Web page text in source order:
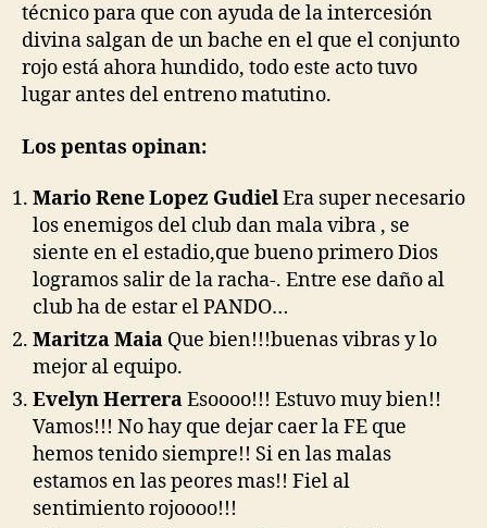
técnico para que con ayuda de la intercesión
divina salgan de un bache en el que el conjunto
rojo está ahora hundido, todo este acto tuvo
lugar antes del entreno matutino.
Los pentas opinan:
Mario Rene Lopez GudielEra super necesario
los enemigos del club dan mala vibra , se
siente en el estadio,que bueno primero Dios
logramos salir de la racha-. Entre ese daño al
club ha de estar el PANDO…
Maritza Maia Que bien!!!buenas vibras y lo
mejor al equipo.
Evelyn HerreraEsoooo!!! Estuvo muy bien!!
Vamos!!! No hay que dejar caer la FE que
hemos tenido siempre!! Si en las malas
estamos en las peores mas!! Fiel al
sentimiento rojoooo!!!